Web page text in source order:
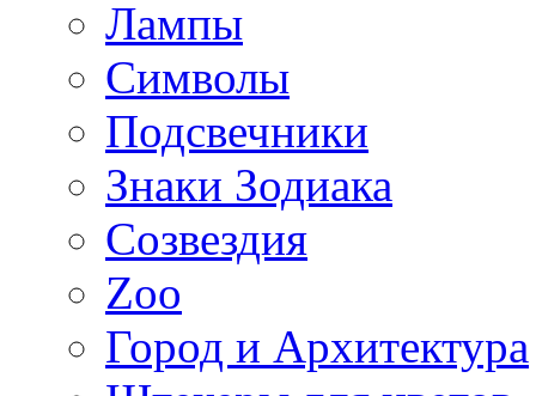
Лампы
Символы
Подсвечники
Знаки Зодиака
Созвездия
Zoo
Город и Архитектура